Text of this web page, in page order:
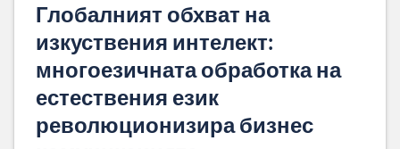
Глобалният обхват на
изкуствения интелект:
многоезичната обработка на
естествения език
революционизира бизнес